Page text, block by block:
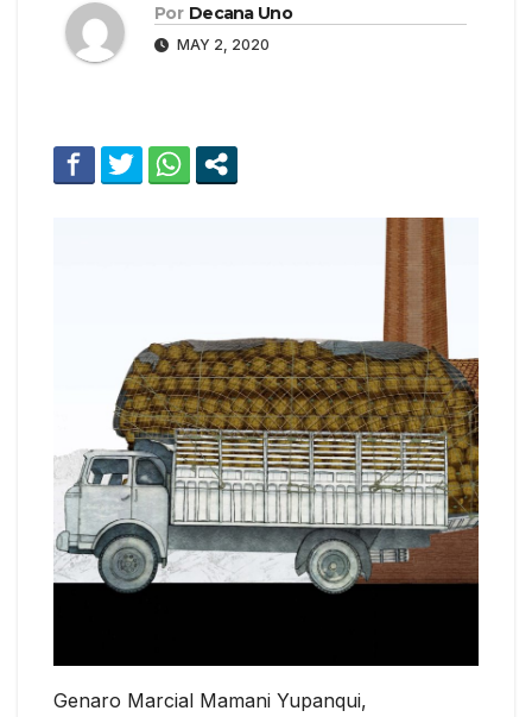
Por Decana Uno
MAY 2, 2020
Genaro Marcial Mamani Yupanqui,